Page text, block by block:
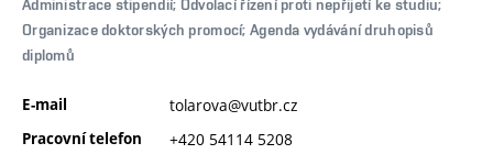
Administrace stipendií; Odvolací řízení proti nepřijetí ke studiu;
Organizace doktorských promocí; Agenda vydávání druhopisů
diplomů
E-mail tolarova@vutbr.cz
Pracovní telefon +420 54114 5208